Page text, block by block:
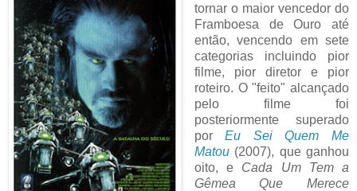
tornar o maior vencedor do
Framboesa de Ouro até
então, vencendo em sete
categorias incluindo pior
filme, pior diretor e pior
roteiro. O "feito" alcançado
pelo filme foi
posteriormente superado
porEu Sei Quem Me
Matou(2007), que ganhou
oito, e Cada Um Tem a
Gêmea Que Merece